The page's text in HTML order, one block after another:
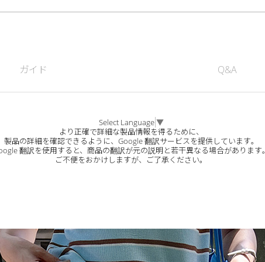
ガイド Q&A
Select Language▼
より正確で詳細な製品情報を得るために、
製品の詳細を確認できるように、Google 翻訳サービスを提供しています。
翻訳を使用すると、商品の翻訳が元の説明と若干異なる場合があります。
ご不便をおかけしますが、ご了承ください。